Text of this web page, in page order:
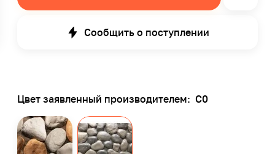
Сообщить о поступлении
Цвет заявленный производителем: С0